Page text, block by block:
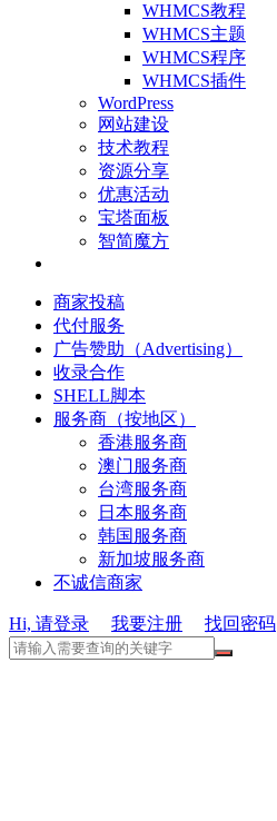
WHMCS教程
WHMCS主题
WHMCS程序
WHMCS插件
WordPress
网站建设
技术教程
资源分享
优惠活动
宝塔面板
智简魔方
商家投稿
代付服务
广告赞助（Advertising）
收录合作
SHELL脚本
服务商（按地区）
香港服务商
澳门服务商
台湾服务商
日本服务商
韩国服务商
新加坡服务商
不诚信商家
Hi, 请登录 我要注册 找回密码